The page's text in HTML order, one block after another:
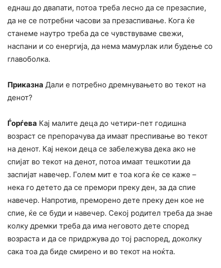
еднаш до двапати, потоа треба лесно да се презаспие,
да не се потребни часови за презаспивање. Кога ќе
станеме наутро треба да се чувствуваме свежи,
наспани и со енергија, да нема мамурлак или будење со
главоболка.
Приказна Дали е потребно дремнувањето во текот на
денот?
Ѓорѓева Кај малите деца до четири-пет годишна
возраст се препорачува да имаат преспивање во текот
на денот. Кај некои деца се забележува дека ако не
спијат во текот на денот, потоа имаат тешкотии да
заспијат навечер. Голем мит е тоа кога ќе се каже –
нека го детето да се премори преку ден, за да спие
навечер. Напротив, преморено дете преку ден кое не
спие, ќе се буди и навечер. Секој родител треба да знае
колку дремки треба да има неговото дете според
возраста и да се придржува до тој распоред, доколку
сака тоа да биде смирено и во текот на ноќта.